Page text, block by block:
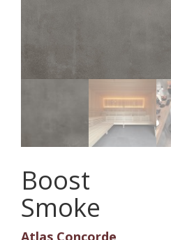
Boost
Smoke
Atlas Concorde